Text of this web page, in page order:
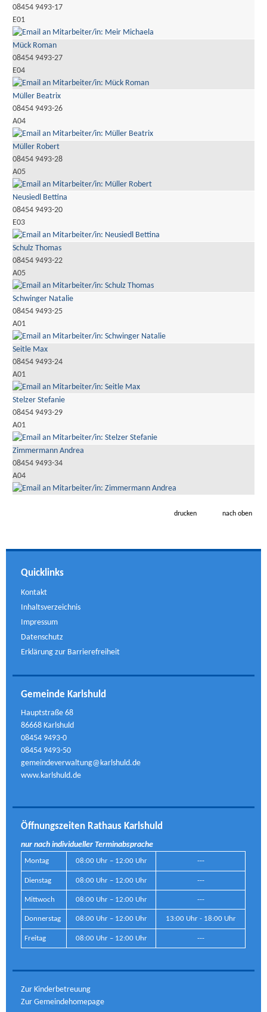
08454 9493-17
E01
Mück Roman
08454 9493-27
E04
Müller Beatrix
08454 9493-26
A04
Müller Robert
08454 9493-28
A05
Neusiedl Bettina
08454 9493-20
E03
Schulz Thomas
08454 9493-22
A05
Schwinger Natalie
08454 9493-25
A01
Seitle Max
08454 9493-24
A01
Stelzer Stefanie
08454 9493-29
A01
Zimmermann Andrea
08454 9493-34
A04
drucken nach oben
Quicklinks
Kontakt
Inhaltsverzeichnis
Impressum
Datenschutz
Erklärung zur Barrierefreiheit
Gemeinde Karlshuld
Hauptstraße 68
86668 Karlshuld
08454 9493-0
08454 9493-50
gemeindeverwaltung@karlshuld.de
www.karlshuld.de
Öffnungszeiten Rathaus Karlshuld
nur nach individueller Terminabsprache
Montag 08:00 Uhr – 12:00 Uhr ---
Dienstag 08:00 Uhr – 12:00 Uhr ---
Mittwoch 08:00 Uhr – 12:00 Uhr ---
Donnerstag 08:00 Uhr – 12:00 Uhr 13:00 Uhr - 18:00 Uhr
Freitag 08:00 Uhr – 12:00 Uhr ---
Zur Kinderbetreuung
Zur Gemeindehomepage